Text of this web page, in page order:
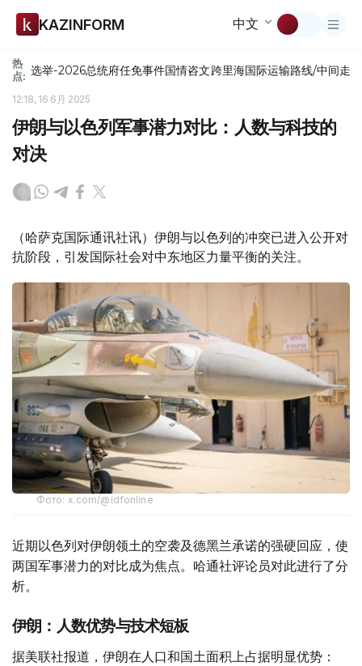
KAZINFORM 中文
热
点: 选举-2026总统府任免事件国情咨文跨里海国际运输路线/中间走廊
12:18, 16 6月 2025
伊朗与以色列军事潜力对比：人数与科技的
对决
（哈萨克国际通讯社讯）伊朗与以色列的冲突已进入公开对
抗阶段，引发国际社会对中东地区力量平衡的关注。
Фото: x.com/@idfonline
近期以色列对伊朗领土的空袭及德黑兰承诺的强硬回应，使
两国军事潜力的对比成为焦点。哈通社评论员对此进行了分
析。
伊朗：人数优势与技术短板
据美联社报道，伊朗在人口和国土面积上占据明显优势：